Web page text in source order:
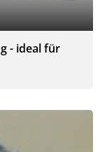
- ideal für